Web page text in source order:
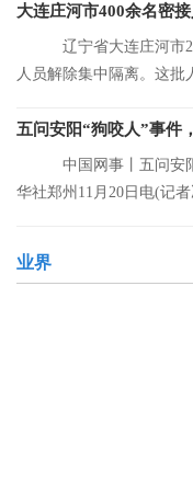
大连庄河市400余名密
辽宁省大连庄河市20
人员解除集中隔离。这批
五问安阳“狗咬人”事件
中国网事丨五问安
华社郑州11月20日电(记
业界